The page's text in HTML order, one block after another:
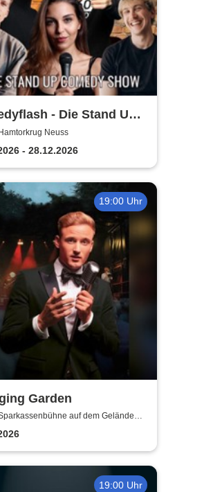
- Die Stand Up
Show in Neuss
Neuss
- 28.12.2026
19:00 Uhr
Garden
auf dem Gelände
Neuss
19:00 Uhr